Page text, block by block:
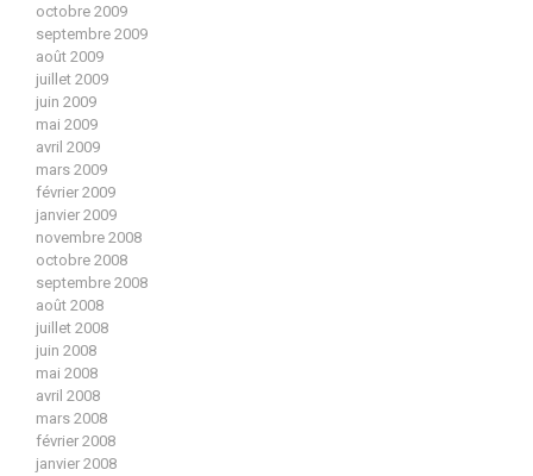
octobre 2009
septembre 2009
août 2009
juillet 2009
juin 2009
mai 2009
avril 2009
mars 2009
février 2009
janvier 2009
novembre 2008
octobre 2008
septembre 2008
août 2008
juillet 2008
juin 2008
mai 2008
avril 2008
mars 2008
février 2008
janvier 2008